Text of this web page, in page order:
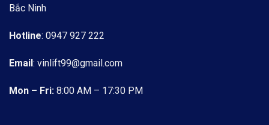
Bắc Ninh
Hotline: 0947 927 222
Email: vinlift99@gmail.com
Mon – Fri: 8:00 AM – 17:30 PM